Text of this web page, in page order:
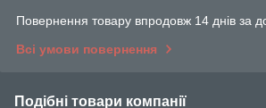
Повернення товару впродовж 14 днів за
Всі умови повернення
Подібні товари компанії